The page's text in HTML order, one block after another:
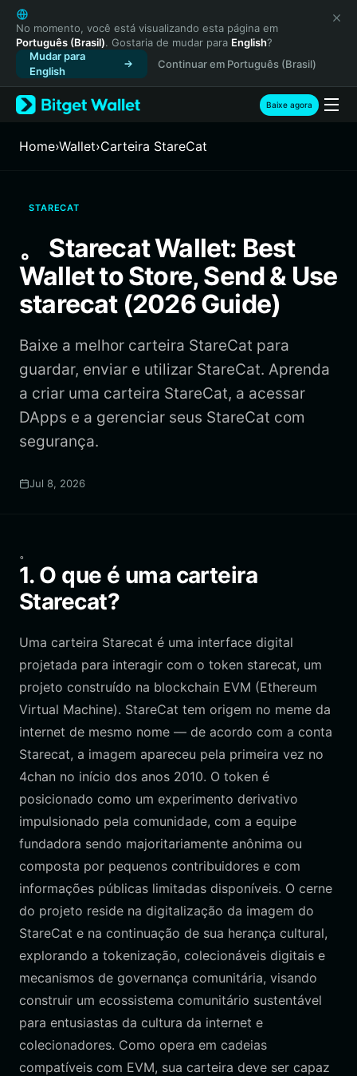
English
日本語
Tiếng Việt
Русский
Español (Latinoamérica)
Türkçe
Français
繁體中文
Bahasa Indonesia
ภาษาไทย
हिन्दी
Español
Español (Argentina)
No momento, você está visualizando esta página em
Português (Brasil). Gostaria de mudar para English?
Mudar para
English
Continuar em Português (Brasil)
Baixe agora
Home›Wallet›Carteira StareCat
STARECAT
。 Starecat Wallet: Best
Wallet to Store, Send & Use
starecat (2026 Guide)
Baixe a melhor carteira StareCat para
guardar, enviar e utilizar StareCat. Aprenda
a criar uma carteira StareCat, a acessar
DApps e a gerenciar seus StareCat com
segurança.
Jul 8, 2026
。
1. O que é uma carteira
Starecat?
Uma carteira Starecat é uma interface digital
projetada para interagir com o token starecat, um
projeto construído na blockchain EVM (Ethereum
Virtual Machine). StareCat tem origem no meme da
internet de mesmo nome — de acordo com a conta
Starecat, a imagem apareceu pela primeira vez no
4chan no início dos anos 2010. O token é
posicionado como um experimento derivativo
impulsionado pela comunidade, com a equipe
fundadora sendo majoritariamente anônima ou
composta por pequenos contribuidores e com
informações públicas limitadas disponíveis. O cerne
do projeto reside na digitalização da imagem do
StareCat e na continuação de sua herança cultural,
explorando a tokenização, colecionáveis digitais e
mecanismos de governança comunitária, visando
construir um ecossistema comunitário sustentável
para entusiastas da cultura da internet e
colecionadores. Como opera em cadeias
compatíveis com EVM, sua carteira deve ser capaz